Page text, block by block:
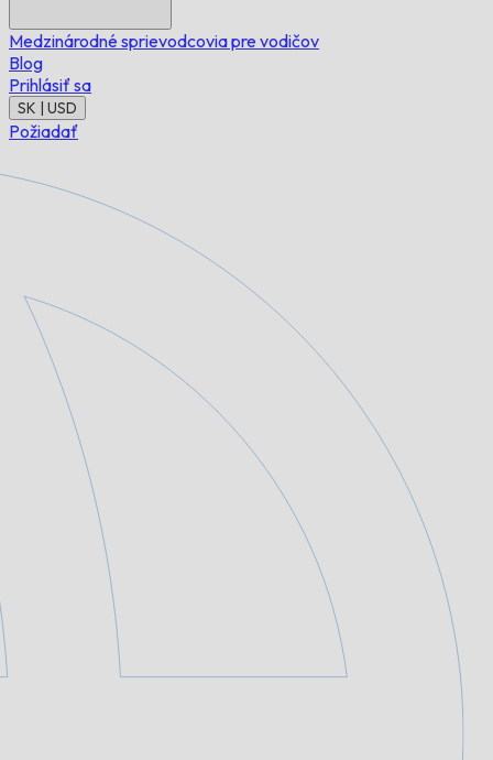
Medzinárodné sprievodcovia pre vodičov
Blog
Prihlásiť sa
SK | USD
Požiadať